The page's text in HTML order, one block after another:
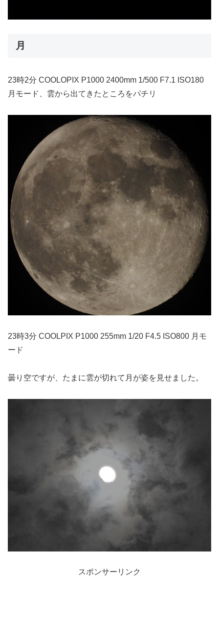
月
23時2分 COOLOPIX P1000 2400mm 1/500 F7.1 ISO180
月モード、雲から出てきたところをパチリ
23時3分 COOLPIX P1000 255mm 1/20 F4.5 ISO800 月モ
ード
曇り空ですが、たまに雲が切れて月が姿を見せました。
スポンサーリンク